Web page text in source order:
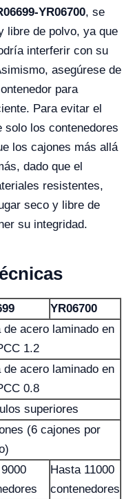
YR06700, se
libre de polvo, ya que
interferir con su
asegúrese de
para
Para evitar el
los contenedores
los cajones más allá
dado que el
resistentes,
seco y libre de
su integridad.
YR06700
de acero laminado en
1.2
de acero laminado en
0.8
superiores
(6 cajones por
Hasta 11000
contenedores